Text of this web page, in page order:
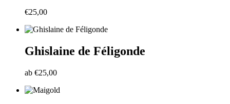
€25,00
Ghislaine de Féligonde
ab €25,00